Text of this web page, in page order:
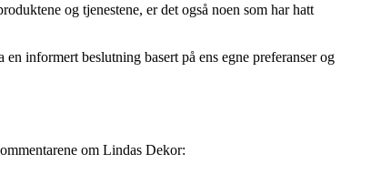
og tjenestene, er det også noen som har hatt
informert beslutning basert på ens egne preferanser og
om Lindas Dekor: